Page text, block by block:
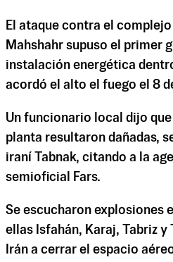
El ataque contra el
Mahshahr supuso el primer
instalación energética
acordó el alto el fuego el 8
Un funcionario local dijo
planta resultaron dañadas,
iraní Tabnak, citando a la
semioficial Fars.
Se escucharon explosiones
ellas Isfahán, Karaj, Tabriz y
Irán a cerrar el espacio